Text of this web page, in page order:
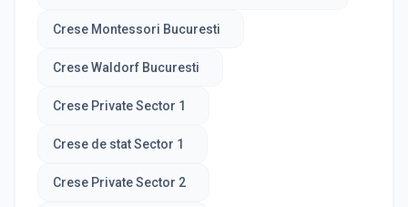
Crese Montessori Bucuresti
Crese Waldorf Bucuresti
Crese Private Sector 1
Crese de stat Sector 1
Crese Private Sector 2